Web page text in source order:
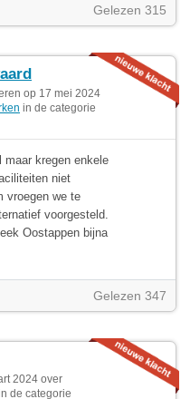
Gelezen 315
op 17 mei 2024
in de categorie
maar kregen enkele
niet
vroegen we te
voorgesteld.
Oostappen bijna
Gelezen 347
2024 over
de categorie